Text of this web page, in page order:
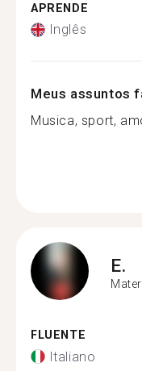
APRENDE
Inglês
Meus assuntos
Musica, sport,
E.
FLUENTE
Italiano